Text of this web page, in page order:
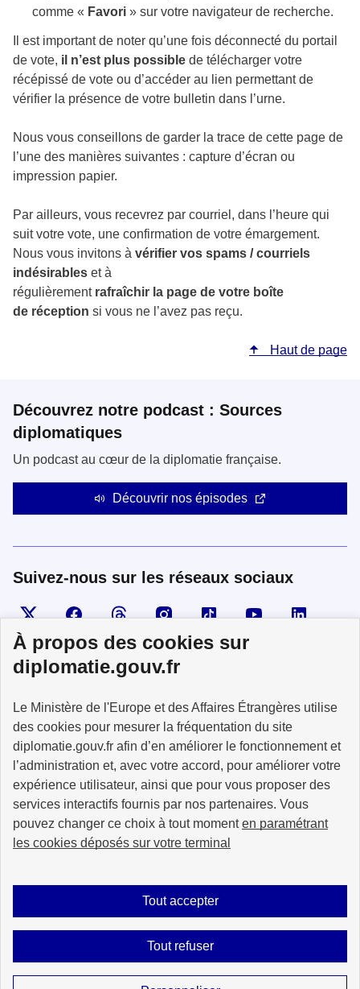
À propos des cookies sur
diplomatie.gouv.fr
Le Ministère de l'Europe et des Affaires Étrangères utilise
des cookies pour mesurer la fréquentation du site
diplomatie.gouv.fr afin d’en améliorer le fonctionnement et
l’administration et, avec votre accord, pour améliorer votre
expérience utilisateur, ainsi que pour vous proposer des
services interactifs fournis par nos partenaires. Vous
pouvez changer ce choix à tout momenten paramétrant
les cookies déposés sur votre terminal
Tout accepter
Tout refuser
comme « Favori » sur votre navigateur de recherche.
Il est important de noter qu’une fois déconnecté du portail
de vote, il n’est plus possible de télécharger votre
récépissé de vote ou d’accéder au lien permettant de
vérifier la présence de votre bulletin dans l’urne.
Nous vous conseillons de garder la trace de cette page de
l’une des manières suivantes : capture d’écran ou
impression papier.
Par ailleurs, vous recevrez par courriel , dans l’heure qui
suit votre vote, une confirmation de votre émargement.
Nous vous invitons à vérifier vos spams / courriels
indésirables et à
régulièrement rafraîchir la page de votre boîte
de réception si vous ne l’avez pas reçu.
Haut de page
Découvrez notre podcast : Sources
diplomatiques
Un podcast au cœur de la diplomatie française.
Découvrir nos épisodes
Suivez-nous sur les réseaux sociaux
Visiter la page XSuivez-nous sur Facebook
Visiter le compte Threads
Visiter le compte Instagram
Visiter le compte TikTok
Visiter le
MINISTÈRE
DE L'EUROPE
ET DES AFFAIRES
ÉTRANGÈRES
info.gouv.fr service-public.fr
Plan du site Accessibilité : partiellement conforme Mentions légales
Nous écrire Gestion des cookies
Sauf mention explicite de propriété intellectuelle détenue par des tiers, les